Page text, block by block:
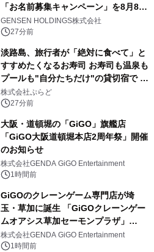
「お名前募集キャンペーン」を8月8日
(土)より開催
GENSEN HOLDINGS株式会社
27分前
淡路島、旅行者が「絶対に食べて」と
すすめたくなるお寿司 お寿司も温泉も
プールも"自分たちだけ"の貸切宿で 1
日1組限定「岩屋温泉 絵島別庭 海と
森」の握り寿司プラン
株式会社ぷらど
27分前
大阪・道頓堀の「GiGO」旗艦店
「GiGO大阪道頓堀本店2周年祭」開催
のお知らせ
株式会社GENDA GiGO Entertainment
1時間前
GiGOのクレーンゲーム専門店が埼
玉・草加に誕生 「GiGOクレーンゲー
ムオアシス草加セーモンプラザ」
2026年8月7日(金)10時グランドオープ
ン
株式会社GENDA GiGO Entertainment
1時間前